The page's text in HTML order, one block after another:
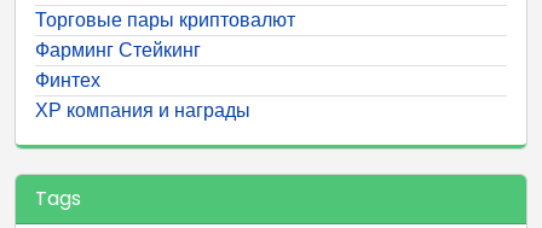
Торговые пары криптовалют
Фарминг Стейкинг
Финтех
ХР компания и награды
Tags